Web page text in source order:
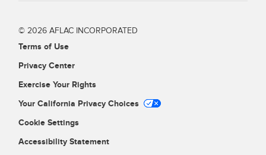
© 2026 AFLAC INCORPORATED
Terms of Use
Privacy Center
Exercise Your Rights
Your California Privacy Choices
Cookie Settings
Accessibility Statement